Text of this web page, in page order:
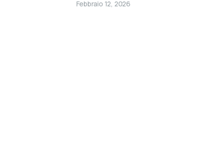
Febbraio 12, 2026